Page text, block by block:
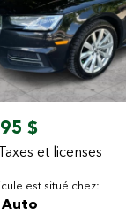
$
et licenses
est situé chez:
Auto